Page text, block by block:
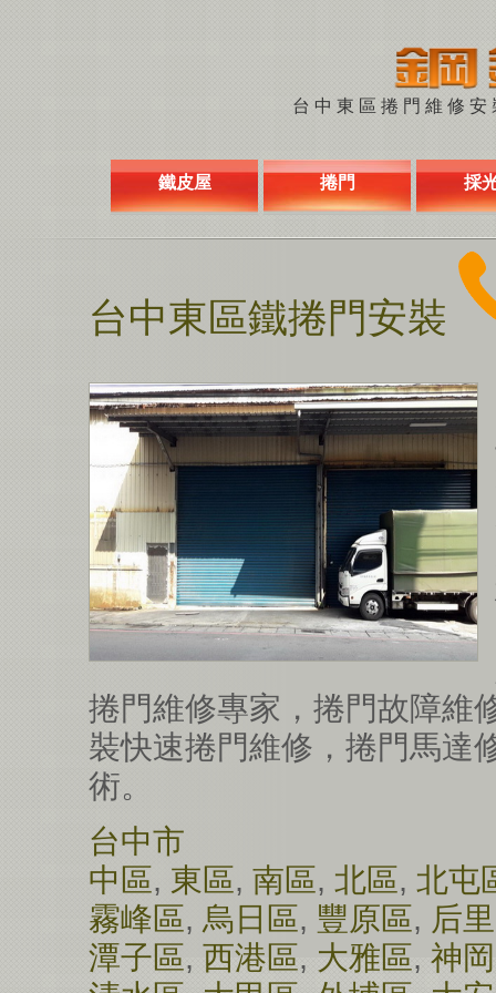
台中東區捲門維修
鐵皮屋 捲門 採
台中東區鐵捲門安裝
捲門維修專家，捲門故障維
裝快速捲門維修，捲門馬達
術。
台中市
中區, 東區, 南區, 北區, 北屯
霧峰區, 烏日區, 豐原區, 后
潭子區, 西港區, 大雅區, 神